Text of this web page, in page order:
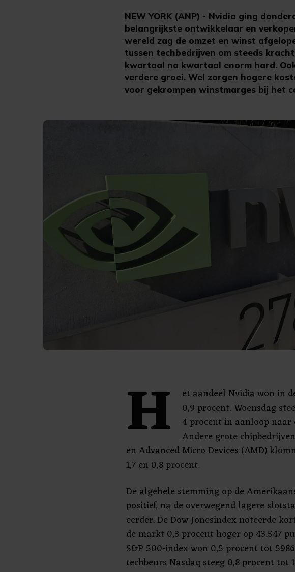
NEW YORK (ANP) - Nvidia ging
belangrijkste ontwikkelaar en
wereld zag de omzet en winst
tussen techbedrijven om steeds
kwartaal na kwartaal enorm hard.
verdere groei. Wel zorgen hogere
voor gekrompen winstmarges bij het
H
et aandeel Nvidia won in
0,9 procent. Woensdag
4 procent in aanloop
Andere grote
en Advanced Micro Devices (AMD)
1,7 en 0,8 procent.
De algehele stemming op de
positief, na de overwegend lagere
eerder. De Dow-Jonesindex noteerde
de markt 0,3 procent hoger op 43.547
S&P 500-index won 0,5 procent tot
techbeurs Nasdaq steeg 0,8 procent tot